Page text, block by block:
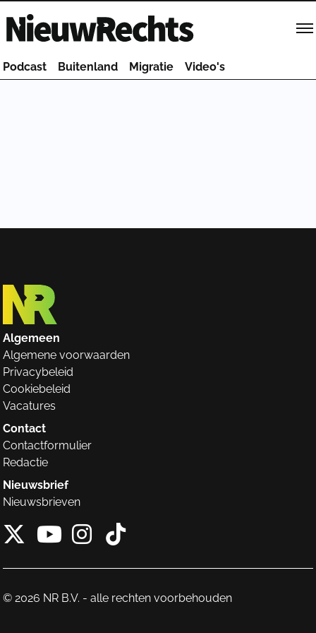
Homepage van NieuwRechts
Podcast Buitenland Migratie Video's
Algemeen
Algemene voorwaarden
Privacybeleid
Cookiebeleid
Vacatures
Contact
Contactformulier
Redactie
Nieuwsbrief
Nieuwsbrieven
X van NieuwRechts
Instagram van
Tiktok van
© 2026 NR B.V. - alle rechten voorbehouden